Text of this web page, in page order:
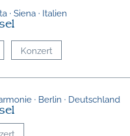
· Siena · Italien
Konzert
· Berlin · Deutschland